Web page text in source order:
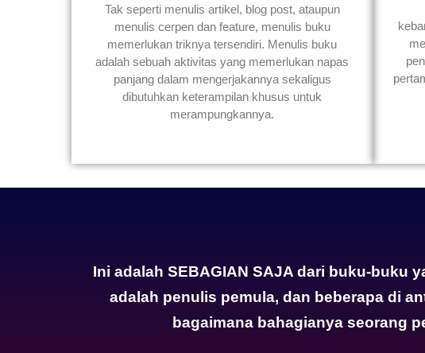
Tak seperti menulis artikel, blog post, ataupun
menulis cerpen dan feature, menulis buku
memerlukan triknya tersendiri. Menulis buku
adalah sebuah aktivitas yang memerlukan napas
panjang dalam mengerjakannya sekaligus
dibutuhkan keterampilan khusus untuk
merampungkannya.
Ini adalah SEBAGIAN SAJA dari buku-buku
adalah penulis pemula, dan beberapa di
bagaimana bahagianya seorang